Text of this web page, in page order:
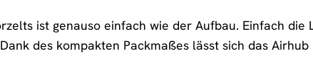
ist genauso einfach wie der Aufbau. Einfach
des kompakten Packmaßes lässt sich das